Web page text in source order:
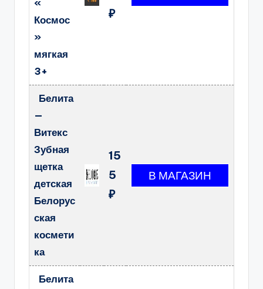
«
Космос
»
мягкая
3+
₽
Белита
—
Витекс
Зубная
щетка
детская
Белорус
ская
космети
ка
15
5
₽
Белита